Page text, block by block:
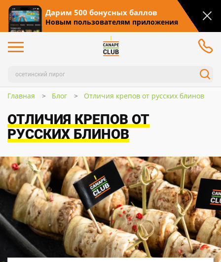
Дарим 500 бонусных баллов
Новым пользователям приложения
Главная Блог Отличия крепов от русских блинов
ОТЛИЧИЯ КРЕПОВ ОТ
РУССКИХ БЛИНОВ